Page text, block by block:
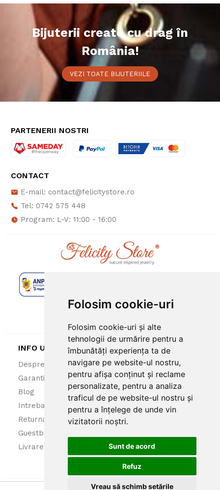
Folosim cookie-uri
Folosim cookie-uri și alte
tehnologii de urmărire pentru a
îmbunătăți experiența ta de
navigare pe website-ul nostru,
pentru afișa conținut și reclame
personalizate, pentru a analiza
traficul de pe website-ul nostru și
pentru a înțelege de unde vin
vizitatorii noștri.
Sunt de acord
Refuz
Vreau să schimb setările
Bijuterii create cu drag în
România!
VEZI TOATE BIJUTERIILE
PARTENERII NOSTRI
CONTACT
E-mail: contact@felicitystore.ro
Tel: 0742 575 448
Program: L-V: 11:00 - 16:00
INFO UTILE
Despre noi
Garantie 100%
Blog
Intrebari frecvente
Returnare produse
Guestbook
Livrare
ANPC
Politica cookies
Politica confidentialitate
Termeni si conditii